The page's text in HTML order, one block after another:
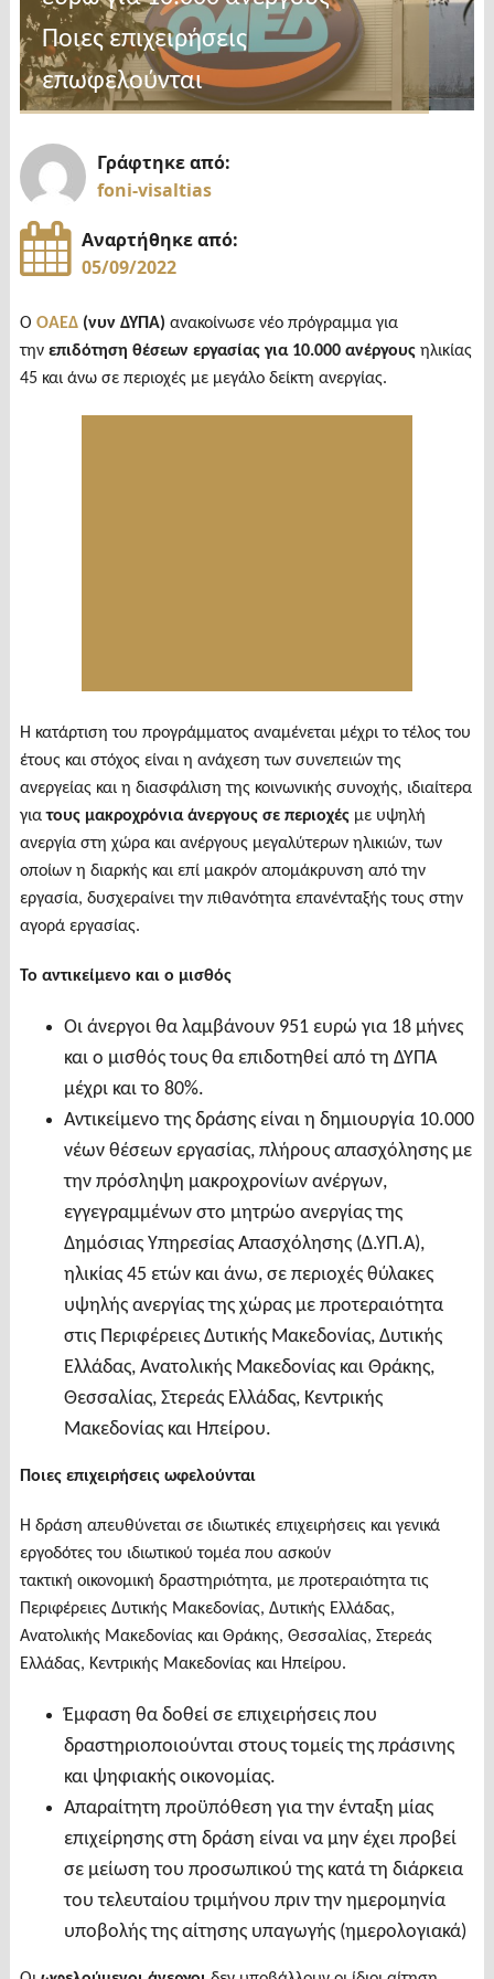
Ποιες επιχειρήσεις
επωφελούνται
Γράφτηκε από:
foni-visaltias
Αναρτήθηκε από:
05/09/2022
Ο ΟΑΕΔ(νυν ΔΥΠΑ) ανακοίνωσε νέο πρόγραμμα για
τηνεπιδότηση θέσεων εργασίας για 10.000 ανέργουςηλικίας
45 και άνω σε περιοχές με μεγάλο δείκτη ανεργίας.
Η κατάρτιση του προγράμματος αναμένεται μέχρι το τέλος του
έτους και στόχος είναι η ανάχεση των συνεπειών της
ανεργείας και η διασφάλιση της κοινωνικής συνοχής, ιδιαίτερα
γιατους μακροχρόνια άνεργους σε περιοχέςμε υψηλή
ανεργία στη χώρα και ανέργους μεγαλύτερων ηλικιών, των
οποίων η διαρκής και επί μακρόν απομάκρυνση από την
εργασία, δυσχεραίνει την πιθανότητα επανένταξής τους στην
αγορά εργασίας.
Το αντικείμενο και ο μισθός
Οι άνεργοι θα λαμβάνουν 951 ευρώ για 18 μήνες
και ο μισθός τους θα επιδοτηθεί από τη ΔΥΠΑ
μέχρι και το 80%.
Αντικείμενο της δράσης είναι η δημιουργία 10.000
νέων θέσεων εργασίας, πλήρους απασχόλησης με
την πρόσληψη μακροχρονίων ανέργων,
εγγεγραμμένων στο μητρώο ανεργίας της
Δημόσιας Υπηρεσίας Απασχόλησης (Δ.ΥΠ.Α),
ηλικίας 45 ετών και άνω, σε περιοχές θύλακες
υψηλής ανεργίας της χώρας με προτεραιότητα
στις Περιφέρειες Δυτικής Μακεδονίας, Δυτικής
Ελλάδας, Ανατολικής Μακεδονίας και Θράκης,
Θεσσαλίας, Στερεάς Ελλάδας, Κεντρικής
Μακεδονίας και Ηπείρου.
Ποιες επιχειρήσεις ωφελούνται
Η δράση απευθύνεται σε ιδιωτικές επιχειρήσεις και γενικά
εργοδότες του ιδιωτικού τομέα που ασκούν
τακτική οικονομική δραστηριότητα, με προτεραιότητα τις
Περιφέρειες Δυτικής Μακεδονίας, Δυτικής Ελλάδας,
Ανατολικής Μακεδονίας και Θράκης, Θεσσαλίας, Στερεάς
Ελλάδας, Κεντρικής Μακεδονίας και Ηπείρου.
Έμφαση θα δοθεί σε επιχειρήσεις που
δραστηριοποιούνται στους τομείς της πράσινης
και ψηφιακής οικονομίας.
Απαραίτητη προϋπόθεση για την ένταξη μίας
επιχείρησης στη δράση είναι να μην έχει προβεί
σε μείωση του προσωπικού της κατά τη διάρκεια
του τελευταίου τριμήνου πριν την ημερομηνία
υποβολής της αίτησης υπαγωγής (ημερολογιακά)